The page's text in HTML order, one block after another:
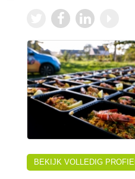
BEKIJK VOLLEDIG PROFIEL